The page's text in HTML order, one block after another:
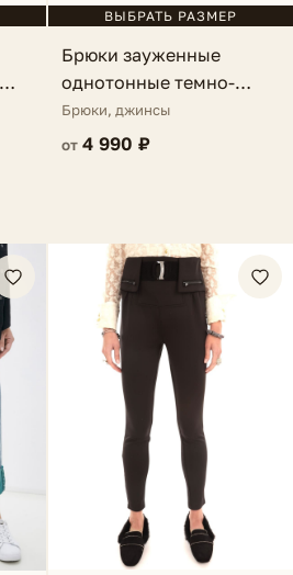
ВЫБРАТЬ РАЗМЕР
Брюки зауженные
однотонные темно-
зеленые Vennia
Брюки, джинсы
от 4 990 ₽